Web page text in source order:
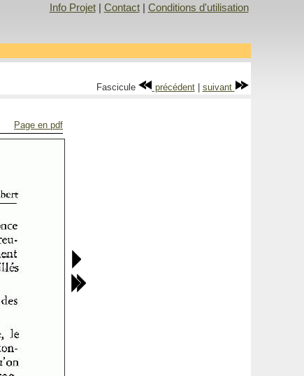
Info Projet| Contact| Conditions d'utilisation
Fascicule précédent| suivant
Page en pdf